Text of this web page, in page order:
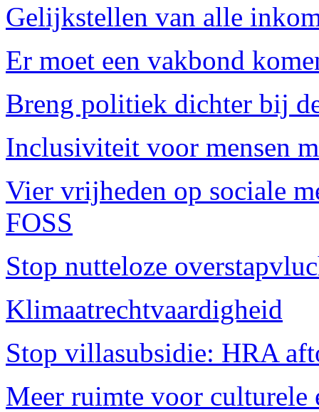
Gelijkstellen van alle
Er moet een vakbond
Breng politiek dichter bij
Inclusiviteit voor mensen
Vier vrijheden op sociale
FOSS
Stop nutteloze
Klimaatrechtvaardigheid
Stop villasubsidie: HRA
Meer ruimte voor culturele